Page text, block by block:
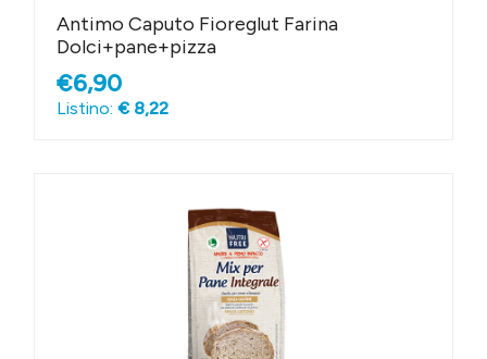
Antimo Caputo Fioreglut Farina
Dolci+pane+pizza
€6,90
Listino: € 8,22